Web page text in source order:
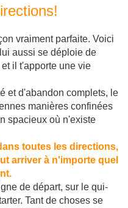
vraiment parfaite. Voici
aussi se déploie de
il t'apporte une vie
et d'abandon complets, le
manières confinées
spacieux où n'existe
toutes les directions,
arriver à n'importe quel
de départ, sur le qui-
Tant de choses se